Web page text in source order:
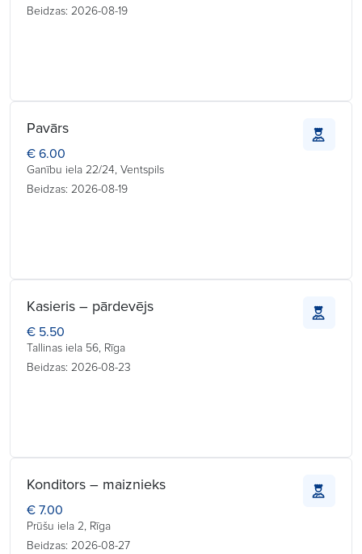
Beidzas: 2026-08-19
Pavārs
€ 6.00
Ganību iela 22/24, Ventspils
Beidzas: 2026-08-19
Kasieris – pārdevējs
€ 5.50
Tallinas iela 56, Rīga
Beidzas: 2026-08-23
Konditors – maiznieks
€ 7.00
Prūšu iela 2, Rīga
Beidzas: 2026-08-27